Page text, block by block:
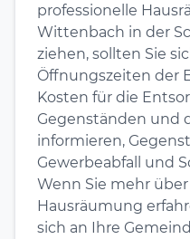
professionelle
Wittenbach in der
ziehen, sollten Sie
Öffnungszeiten der
Kosten für die
Gegenständen und
informieren,
Gewerbeabfall und
Wenn Sie mehr
Hausräumung
sich an Ihre